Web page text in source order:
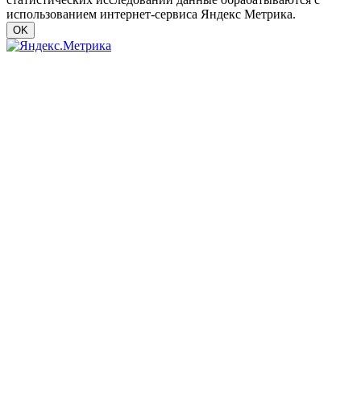
использованием интернет-сервиса Яндекс Метрика.
OK